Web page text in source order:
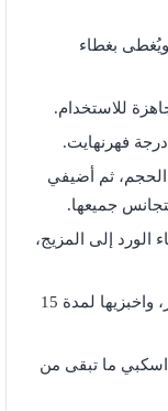
بغطاء
للاستخدام.
ثم أضيفي
جميعها.
الورد إلى المزيج،
اسكبي نصف الخليط في طبق خبز مُجهز، واخبزيها لمدة 15
ما تبقى من